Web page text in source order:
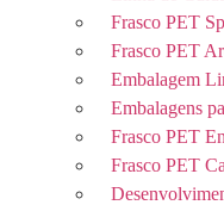
Frasco PET
Frasco PET
Embalagem
Embalagens
Frasco PET
Frasco PET